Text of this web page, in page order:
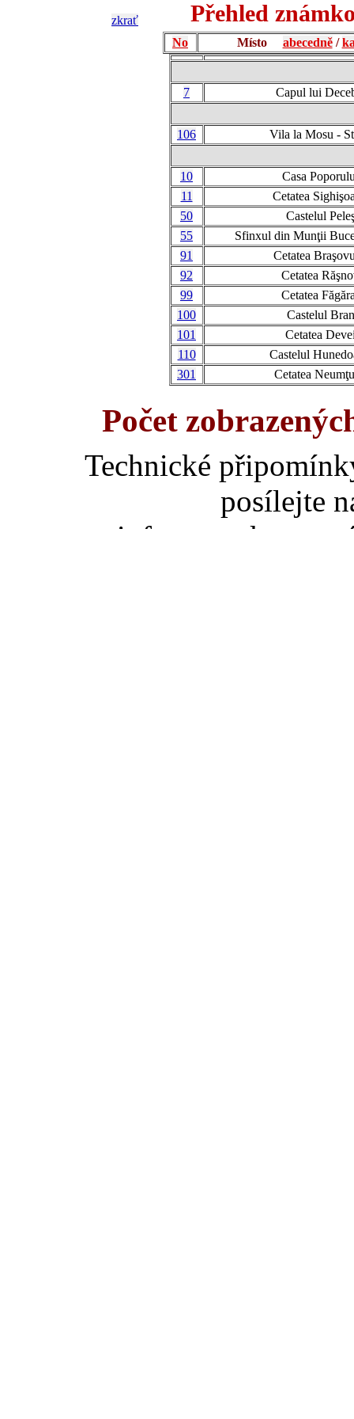
zkrať Přehled
No Místo abecedně/
7 Capul lui
106 Vila la Mosu -
10
Casa
11
Cetatea
50
Castelul
55
Sfinxul din Munţii
91
Cetatea
92
Cetatea
99
Cetatea
100
Castelul Bran
101
Cetatea
110
Castelul
301
Cetatea
Počet
Technické
posílejte
informace k